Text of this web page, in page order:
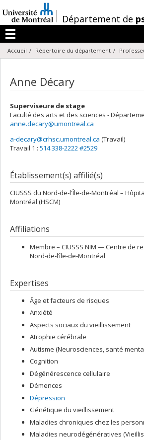
au
contenu
/Département de
Menu
Accueil Répertoire du département
Anne Décary
Superviseure de stage
Faculté des arts et des sciences -
anne.decary@umontreal.ca
Courriels
a-decary@crhsc.umontreal.ca (Travail)
Travail 1 : 514 338-2222 #2529
Établissement(s) affilié(s)
CIUSSS du Nord-de-l'Île-de-Montréal –
Montréal (HSCM)
Affiliations
Membre – CIUSSS NIM — Centre de
Nord-de-l’île-de-Montréal
Expertises
Âge et facteurs de risques
Anxiété
Aspects sociaux du vieillissement
Atrophie cérébrale
Autisme (Neurosciences, santé
Cognition
Dégénérescence cellulaire
Démences
Dépression
Génétique du vieillissement
Maladies chroniques chez les
Maladies neurodégénératives